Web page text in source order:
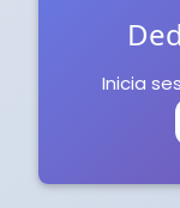
Inicia